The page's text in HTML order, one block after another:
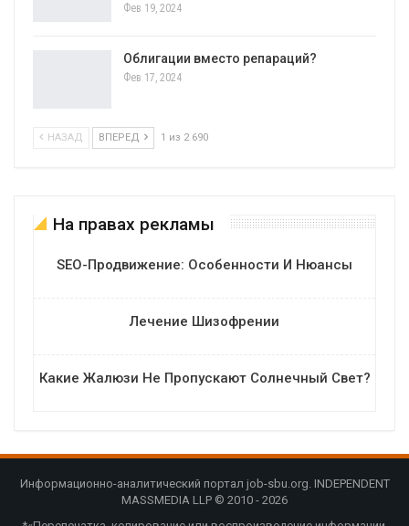
Фев 19, 2024
Облигации вместо репараций?
Фев 17, 2024
НАЗАД ВПЕРЕД 1 из 2 690
На правах рекламы
SEO-Продвижение: Особенности И Нюансы
Лечение Шизофрении
Какие Жалюзи Не Пропускают Солнечный Свет?
Информационно-аналитический портал job-sbu.org. INDEPENDENT
MASSMEDIA LLP © 2010 - 2026